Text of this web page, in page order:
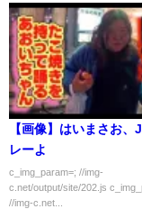
【画像】はいまさお、
レーよ
c_img_param=; //img-
c.net/output/site/202.js
//img-c.net...